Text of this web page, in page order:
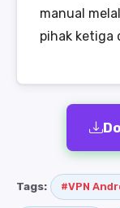
manual
pihak ketiga
Tags: #VPN